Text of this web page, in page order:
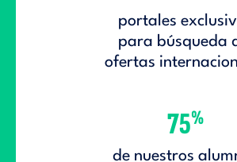
portales
para búsqueda
ofertas
75%
de nuestros